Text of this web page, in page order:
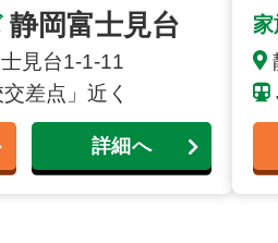
静岡富士見台
見台1-1-11
差点」近く
詳細へ
家